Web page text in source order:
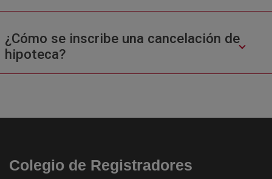
¿Cómo se inscribe una cancelación de
hipoteca?
Colegio de Registradores